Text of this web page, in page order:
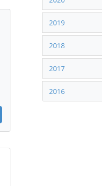
2019
2018
2017
2016